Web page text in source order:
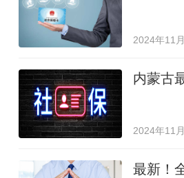
2024年11
内蒙古
2024年11
最新！